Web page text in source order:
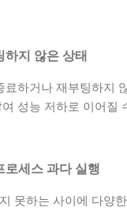
하지 않은 상태
료하거나 재부팅하지
성능 저하로 이어질
로세스 과다 실행
못하는 사이에 다양